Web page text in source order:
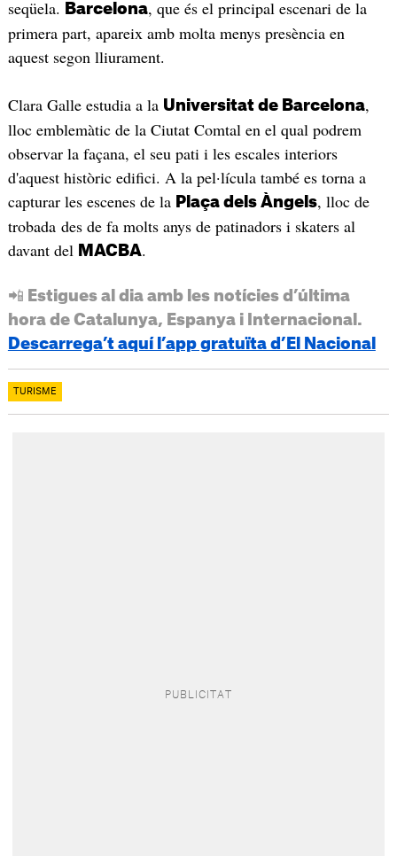
seqüela.
Barcelona, que és el principal escenari de la
primera part, apareix amb molta menys presència en
aquest segon lliurament.
Clara Galle estudia a la Universitat de Barcelona,
lloc emblemàtic de la Ciutat Comtal en el qual podrem
observar la façana, el seu pati i les escales interiors
d'aquest històric edifici. A la pel·lícula també es torna a
capturar les escenes de la Plaça dels Àngels, lloc de
trobada des de fa molts anys de patinadors i skaters al
davant del MACBA.
📲 Estigues al dia amb les notícies d’última
hora de Catalunya, Espanya i Internacional.
Descarrega’t aquí l’app gratuïta d’El Nacional
TURISME